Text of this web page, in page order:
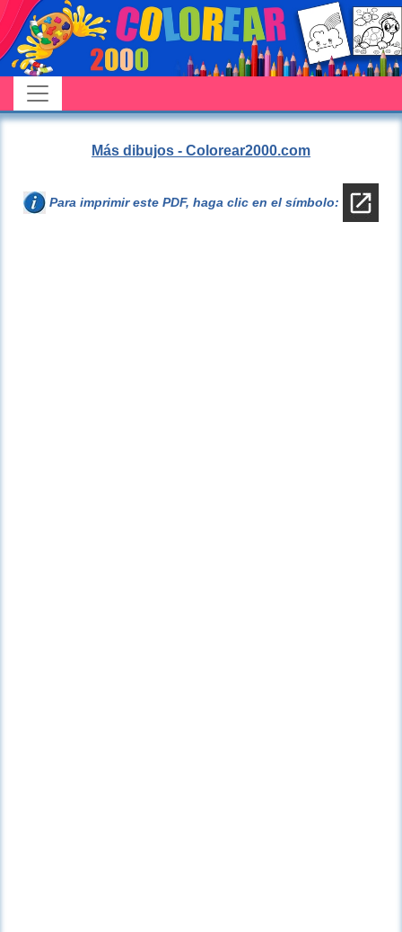
Más dibujos - Colorear2000.com
Para imprimir este PDF, haga clic en el símbolo: